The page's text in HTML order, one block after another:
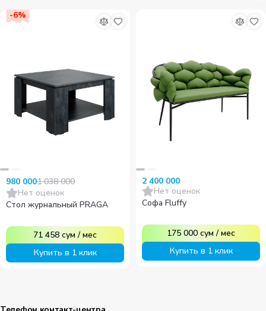
-6%
980 0001 038 000
Нет оценок
Стол журнальный PRAGA
71 458 сум /мес
Купить в 1 клик
2 400 000
Нет оценок
Софа Fluffy
175 000 сум /мес
Купить в 1 клик